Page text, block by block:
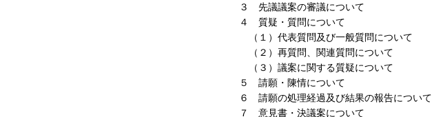
３ 先議議案の審議について
４ 質疑・質問について
（１）代表質問及び一般質問について
（２）再質問、関連質問について
（３）議案に関する質疑について
５ 請願・陳情について
６ 請願の処理経過及び結果の報告について
７ 意見書・決議案について